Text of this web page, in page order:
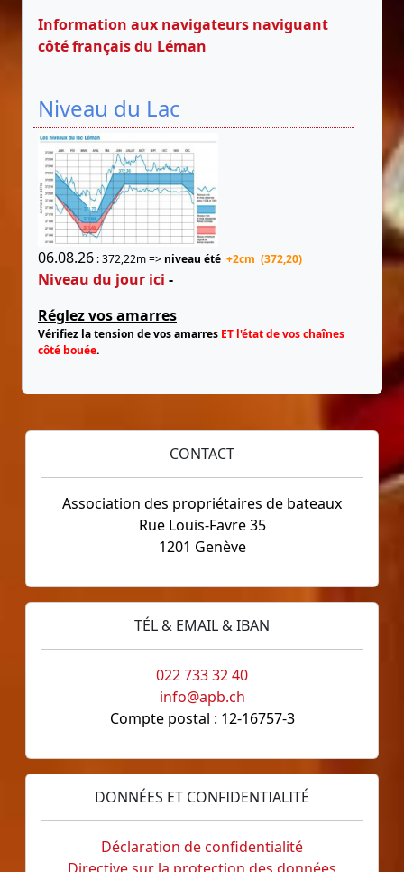
Information aux navigateurs naviguant
côté français du Léman
Niveau du Lac
06.08.26 : 372,22m => niveau été +2cm (372,20)
Niveau du jour ici -
Réglez vos amarres
Vérifiez la tension de vos amarres ET l'état de vos chaînes
côté bouée.
CONTACT
Association des propriétaires de bateaux
Rue Louis-Favre 35
1201 Genève
TÉL & EMAIL & IBAN
022 733 32 40
info@apb.ch
Compte postal : 12-16757-3
DONNÉES ET CONFIDENTIALITÉ
Déclaration de confidentialité